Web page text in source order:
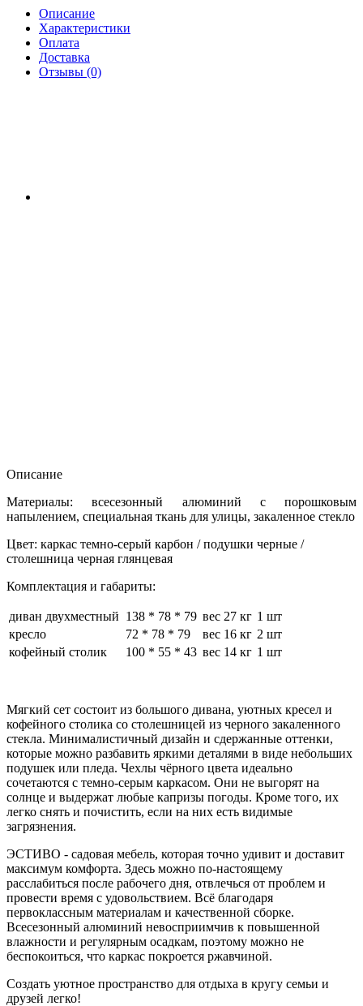
Описание
Характеристики
Оплата
Доставка
Отзывы (0)
Описание
Материалы: всесезонный алюминий с порошковым
напылением, специальная ткань для улицы, закаленное стекло
Цвет: каркас темно-серый карбон / подушки черные /
столешница черная глянцевая
Комплектация и габариты:
диван двухместный 138 * 78 * 79 вес 27 кг 1 шт
кресло
72 * 78 * 79 вес 16 кг 2 шт
кофейный столик
100 * 55 * 43 вес 14 кг 1 шт
Мягкий сет состоит из большого дивана, уютных кресел и
кофейного столика со столешницей из черного закаленного
стекла. Минималистичный дизайн и сдержанные оттенки,
которые можно разбавить яркими деталями в виде небольших
подушек или пледа. Чехлы чёрного цвета идеально
сочетаются с темно-серым каркасом. Они не выгорят на
солнце и выдержат любые капризы погоды. Кроме того, их
легко снять и почистить, если на них есть видимые
загрязнения.
ЭСТИВО - садовая мебель, которая точно удивит и доставит
максимум комфорта. Здесь можно по-настоящему
расслабиться после рабочего дня, отвлечься от проблем и
провести время с удовольствием. Всё благодаря
первоклассным материалам и качественной сборке.
Всесезонный алюминий невосприимчив к повышенной
влажности и регулярным осадкам, поэтому можно не
беспокоиться, что каркас покроется ржавчиной.
Создать уютное пространство для отдыха в кругу семьи и
друзей легко!